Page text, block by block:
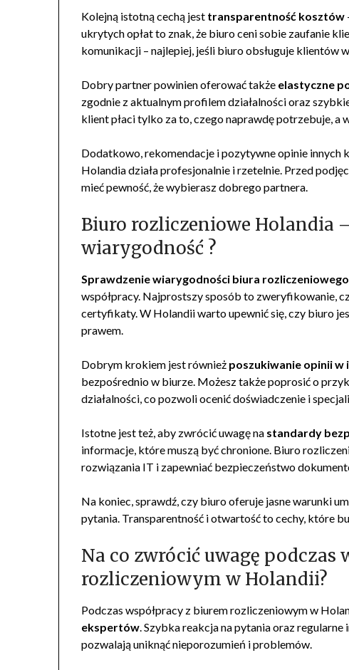
Kolejną istotną cechą jest transparentność kosztów
ukrytych opłat to znak, że biuro ceni sobie zaufanie
komunikacji – najlepiej, jeśli biuro obsługuje klientów
Dobry partner powinien oferować także elastyczne
zgodnie z aktualnym profilem działalności oraz
klient płaci tylko za to, czego naprawdę potrzebuje, a
Dodatkowo, rekomendacje i pozytywne opinie innych
Holandia działa profesjonalnie i rzetelnie. Przed
mieć pewność, że wybierasz dobrego partnera.
Biuro rozliczeniowe Holandia
wiarygodność ?
Sprawdzenie wiarygodności biura rozliczeniowego
współpracy. Najprostszy sposób to zweryfikowanie,
certyfikaty. W Holandii warto upewnić się, czy biuro
prawem.
Dobrym krokiem jest również poszukiwanie opinii w
bezpośrednio w biurze. Możesz także poprosić o
działalności, co pozwoli ocenić doświadczenie i
Istotne jest też, aby zwrócić uwagę na standardy
informacje, które muszą być chronione. Biuro
rozwiązania IT i zapewniać bezpieczeństwo
Na koniec, sprawdź, czy biuro oferuje jasne warunki
pytania. Transparentność i otwartość to cechy, które
Na co zwrócić uwagę podczas
rozliczeniowym w Holandii?
Podczas współpracy z biurem rozliczeniowym w
ekspertów. Szybka reakcja na pytania oraz
pozwalają uniknąć nieporozumień i problemów.